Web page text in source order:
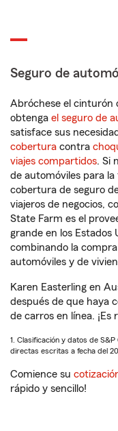
Seguro de
Abróchese el cinturón
obtenga el seguro de
satisface sus
cobertura contra
viajes compartidos. Si
de automóviles para
cobertura de seguro
viajeros de negocios,
State Farm es el
grande en los Estados
combinando la
automóviles y de
Karen Easterling en
después de que haya
de carros en línea. ¡Es
1. Clasificación y datos de
directas escritas a fecha del
Comience su
rápido y sencillo!